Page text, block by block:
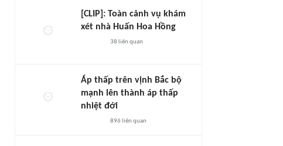
[CLIP]: Toàn cảnh vụ khám
xét nhà Huấn Hoa Hồng
38 liên quan
Áp thấp trên vịnh Bắc bộ
mạnh lên thành áp thấp
nhiệt đới
896 liên quan